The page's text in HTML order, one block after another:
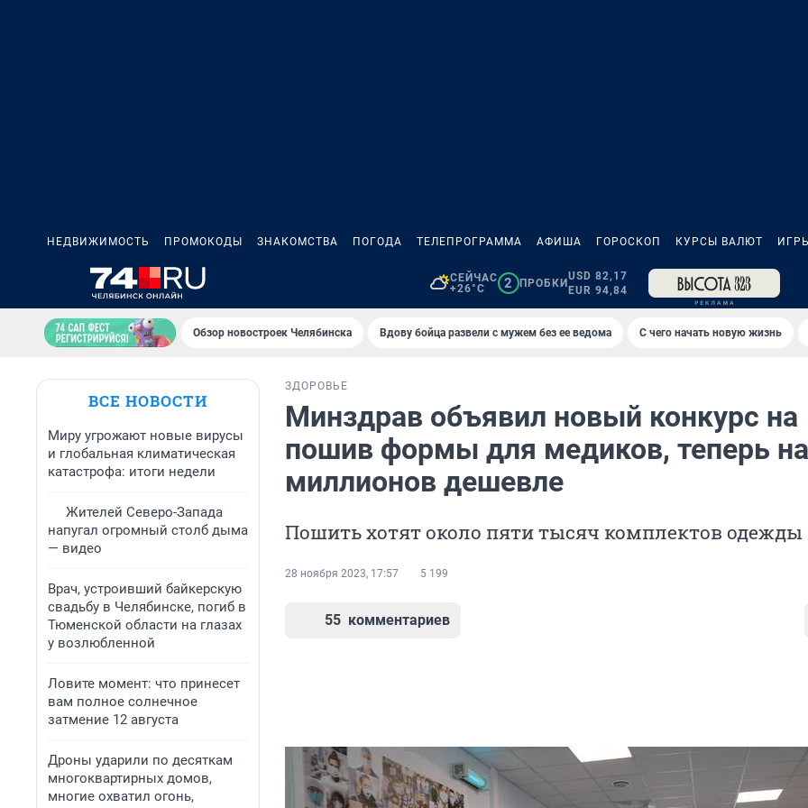
НЕДВИЖИМОСТЬ ПРОМОКОДЫ ЗНАКОМСТВА ПОГОДА ТЕЛЕПРОГРАММА АФИША ГОРОСКОП КУРСЫ ВАЛЮТ
СЕЙЧАС
+26°C
2 ПРОБКИ
USD 82,17
EUR 94,84
Обзор новостроек Челябинска Вдову бойца развели с мужем без ее ведома С чего начать новую жизнь
ВСЕ НОВОСТИ
Миру угрожают новые вирусы
и глобальная климатическая
катастрофа: итоги недели
Жителей Северо-Запада
напугал огромный столб дыма
— видео
Врач, устроивший байкерскую
свадьбу в Челябинске, погиб в
Тюменской области на глазах
у возлюбленной
Ловите момент: что принесет
вам полное солнечное
затмение 12 августа
Дроны ударили по десяткам
многоквартирных домов,
многие охватил огонь,
ЗДОРОВЬЕ
Минздрав объявил новый конкурс на
пошив формы для медиков, теперь
миллионов дешевле
Пошить хотят около пяти тысяч комплектов одежды
28 ноября 2023, 17:57 5 199
55 комментариев